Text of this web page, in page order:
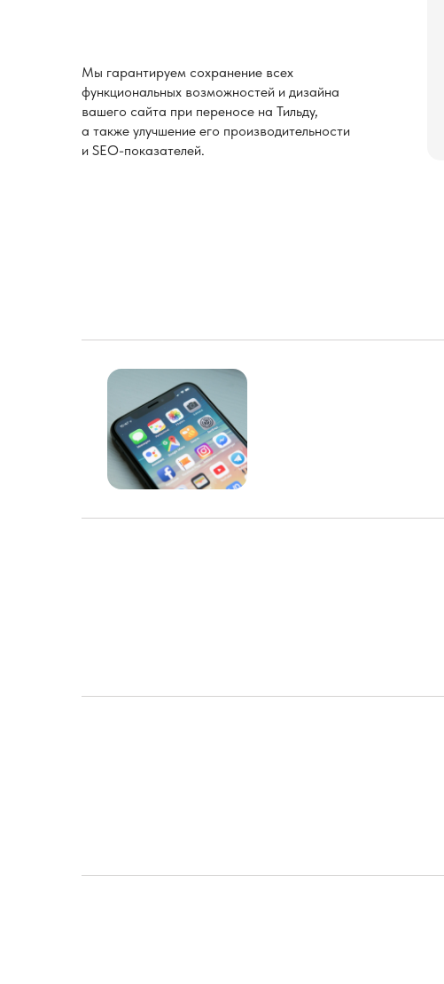
Мы гарантируем сохранение всех
функциональных возможностей и дизайна
вашего сайта при переносе на Тильду,
а также улучшение его производительности
и SEO-показателей.